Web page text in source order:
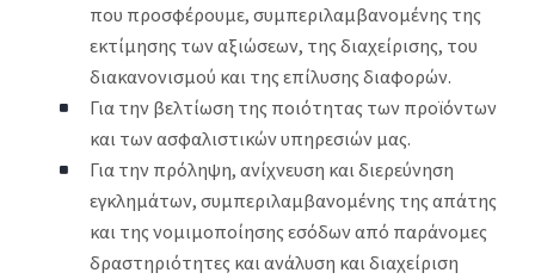
που προσφέρουμε, συμπεριλαμβανομένης της
εκτίμησης των αξιώσεων, της διαχείρισης, του
διακανονισμού και της επίλυσης διαφορών.
Για την βελτίωση της ποιότητας των προϊόντων
και των ασφαλιστικών υπηρεσιών μας.
Για την πρόληψη, ανίχνευση και διερεύνηση
εγκλημάτων, συμπεριλαμβανομένης της απάτης
και της νομιμοποίησης εσόδων από παράνομες
δραστηριότητες και ανάλυση και διαχείριση